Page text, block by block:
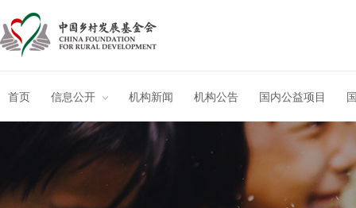
首页 信息公开 机构新闻 机构公告 国内公益项目